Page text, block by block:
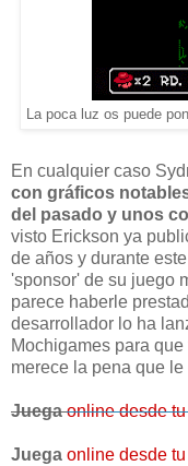
La poca luz os puede
En cualquier caso
con gráficos
del pasado y unos
visto Erickson ya
de años y durante
'sponsor' de su juego
parece haberle
desarrollador lo ha
Mochigames para
merece la pena que
Juegaonline desde
Juega online desde